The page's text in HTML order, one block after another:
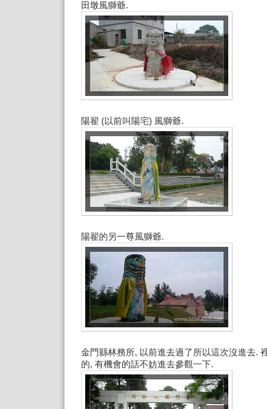
田墩風獅爺.
陽翟 (以前叫陽宅) 風獅爺.
陽翟的另一尊風獅爺.
金門縣林務所, 以前進去過了所以這次沒進去.
的, 有機會的話不妨進去參觀一下.